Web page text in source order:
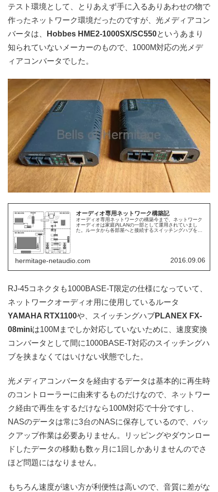
テスト環境として、とりあえず手に入るありあわせの物で
作ったネットワーク環境だったのですが、光メディアコン
バータは、
Hobbes HME2-1000SX/SC550というあまり
知られていないメーカーのもので、1000M対応の光メデ
ィアコンバータでした。
オーディオ専用ネットワーク構築記
オーディオ専用ネットワークの構築今まで、ネットワーク
オーディオは家庭内LANの一部として運用されていまし
た。ルータから各部屋へと接続するスイッチングハブを経
hermitage-netaudio.com 2016.09.06
RJ-45コネクタも1000BASE-T限定の仕様になっていて、
ネットワークオーディオ用に使用しているルータ
YAMAHA RTX1100や、スイッチングハブPLANEX FX-
08miniは100Mまでしか対応していないために、速度変換
コンバータとして間に1000BASE-T対応のスイッチングハ
ブを挟まなくてはいけない状態でした。
光メディアコンバータを経由するデータは基本的に再生時
のコントローラーに由来するものだけなので、ネットワー
ク経由で再生をするだけなら100M対応で十分ですし、
NASのデータは常に3台のNASに保存しているので、バッ
クアップ作業は必要ありません。リッピングやダウンロー
ドしたデータの移動も数ヶ月に1回しかありませんのでさ
ほど問題にはなりません。
もちろん速度が速い方が利便性は高いので、音質に差がな